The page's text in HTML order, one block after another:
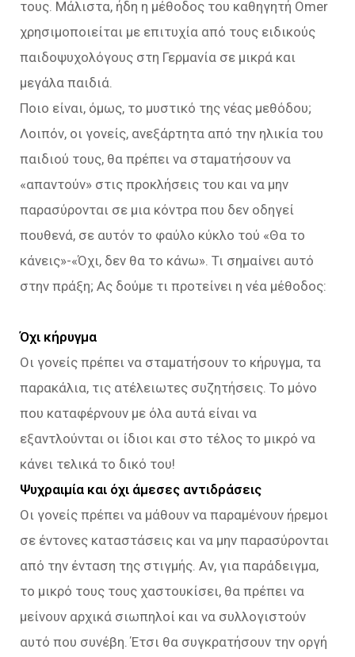
τους. Μάλιστα, ήδη η μέθοδος του καθηγητή Omer
χρησιμοποιείται με επιτυχία από τους ειδικούς
παιδοψυχολόγους στη Γερμανία σε μικρά και
μεγάλα παιδιά.
Ποιο είναι, όμως, το μυστικό της νέας μεθόδου;
Λοιπόν, οι γονείς, ανεξάρτητα από την ηλικία του
παιδιού τους, θα πρέπει να σταματήσουν να
«απαντούν» στις προκλήσεις του και να μην
παρασύρονται σε μια κόντρα που δεν οδηγεί
πουθενά, σε αυτόν το φαύλο κύκλο τού «Θα το
κάνεις»-«Όχι, δεν θα το κάνω». Τι σημαίνει αυτό
στην πράξη; Ας δούμε τι προτείνει η νέα μέθοδος:
Όχι κήρυγμα
Οι γονείς πρέπει να σταματήσουν το κήρυγμα, τα
παρακάλια, τις ατέλειωτες συζητήσεις. Το μόνο
που καταφέρνουν με όλα αυτά είναι να
εξαντλούνται οι ίδιοι και στο τέλος το μικρό να
κάνει τελικά το δικό του!
Ψυχραιμία και όχι άμεσες αντιδράσεις
Οι γονείς πρέπει να μάθουν να παραμένουν ήρεμοι
σε έντονες καταστάσεις και να μην παρασύρονται
από την ένταση της στιγμής. Αν, για παράδειγμα,
το μικρό τους τους χαστουκίσει, θα πρέπει να
μείνουν αρχικά σιωπηλοί και να συλλογιστούν
αυτό που συνέβη. Έτσι θα συγκρατήσουν την οργή